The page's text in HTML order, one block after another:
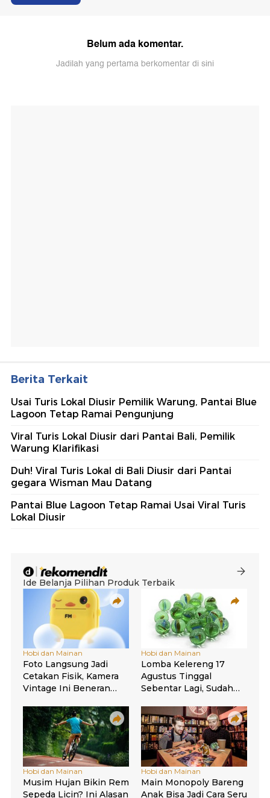
Belum ada komentar.
Jadilah yang pertama berkomentar di sini
Berita Terkait
Usai Turis Lokal Diusir Pemilik Warung, Pantai Blue
Lagoon Tetap Ramai Pengunjung
Viral Turis Lokal Diusir dari Pantai Bali, Pemilik
Warung Klarifikasi
Duh! Viral Turis Lokal di Bali Diusir dari Pantai
gegara Wisman Mau Datang
Pantai Blue Lagoon Tetap Ramai Usai Viral Turis
Lokal Diusir